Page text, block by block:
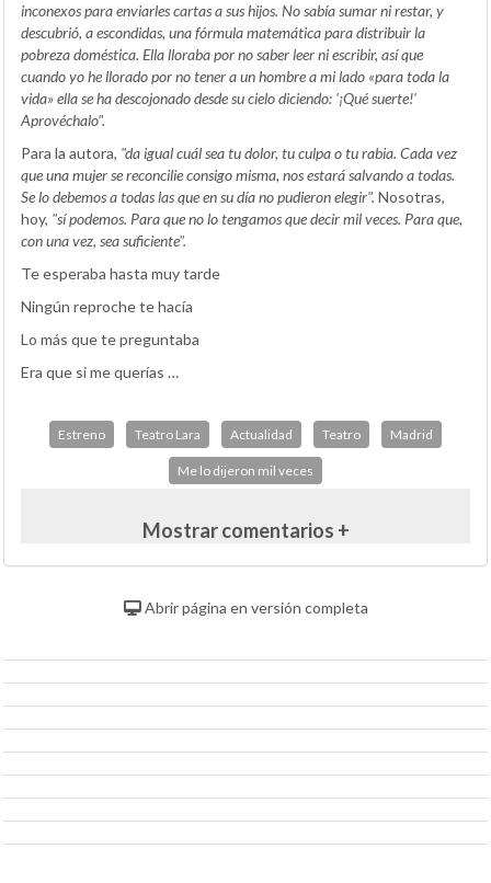
inconexos para enviarles cartas a sus hijos. No sabía sumar ni restar, y
descubrió, a escondidas, una fórmula matemática para distribuir la
pobreza doméstica. Ella lloraba por no saber leer ni escribir, así que
cuando yo he llorado por no tener a un hombre a mi lado «para toda la
vida» ella se ha descojonado desde su cielo diciendo: '¡Qué suerte!'
Aprovéchalo".
Para la autora, "da igual cuál sea tu dolor, tu culpa o tu rabia. Cada vez
que una mujer se reconcilie consigo misma, nos estará salvando a todas.
Se lo debemos a todas las que en su día no pudieron elegir". Nosotras,
hoy, "sí podemos. Para que no lo tengamos que decir mil veces. Para que,
con una vez, sea suficiente".
Te esperaba hasta muy tarde
Ningún reproche te hacía
Lo más que te preguntaba
Era que si me querías …
Estreno Teatro Lara Actualidad Teatro Madrid
Me lo dijeron mil veces
Mostrar comentarios +
Abrir página en versión completa